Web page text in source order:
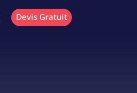
Devis Gratuit